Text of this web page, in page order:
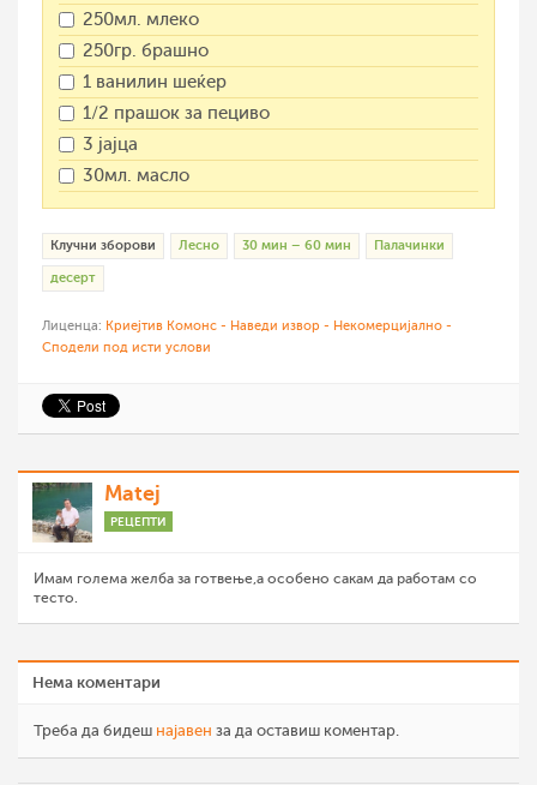
250мл. млеко
250гр. брашно
1 ванилин шеќер
1/2 прашок за пециво
3 јајца
30мл. масло
Клучни зборови Лесно 30 мин – 60 мин Палачинки
десерт
Лиценца: Криејтив Комонс - Наведи извор - Некомерцијално -
Сподели под исти услови
Matej
РЕЦЕПТИ
Имам голема желба за готвење,а особено сакам да работам со
тесто.
Нема коментари
Треба да бидеш најавен за да оставиш коментар.